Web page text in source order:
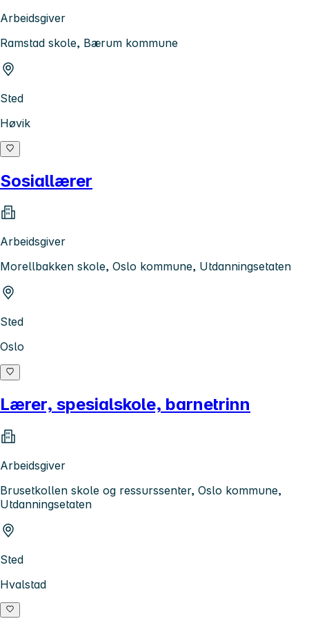
Arbeidsgiver
Ramstad skole, Bærum kommune
Sted
Høvik
Sosiallærer
Arbeidsgiver
Morellbakken skole, Oslo kommune, Utdanningsetaten
Sted
Oslo
Lærer, spesialskole, barnetrinn
Arbeidsgiver
Brusetkollen skole og ressurssenter, Oslo kommune,
Utdanningsetaten
Sted
Hvalstad